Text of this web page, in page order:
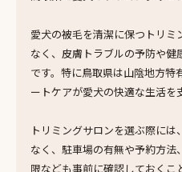
愛犬の被毛を清潔に保つトリ
なく、皮膚トラブルの予防や健
です。特に鳥取県は山陰地方特
ートケアが愛犬の快適な生活を
トリミングサロンを選ぶ際に
なく、駐車場の有無や予約方
限なども事前に確認しておくこ